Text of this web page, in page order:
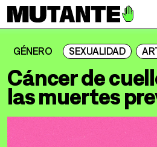
GÉNERO SEXUALIDAD
Cáncer de
las muertes